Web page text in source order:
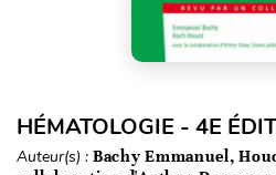
HÉMATOLOGIE - 4E
Auteur(s) : Bachy Emmanuel,